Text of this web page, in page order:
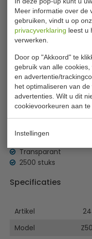
Meer informatie over de
gebruiken, vindt u op
privacyverklaring leest u
verwerken.
Door op "Akkoord" te
gebruik van alle
en advertentie/
het optimaliseren van
advertenties. Wilt u dit
cookievoorkeuren aan te
Instellingen
€ 42,00excl.
€ 50,82
In
Ofbetaal16,94in 3
Transparant
2500 stuks
Specificaties
Artikel
Model